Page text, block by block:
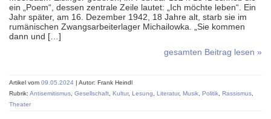
ein „Poem“, dessen zentrale Zeile lautet: „Ich möchte leben“. Ein
Jahr später, am 16. Dezember 1942, 18 Jahre alt, starb sie im
rumänischen Zwangsarbeiterlager Michailowka. „Sie kommen
dann und […]
gesamten Beitrag lesen »
Artikel vom 09.05.2024 | Autor: Frank Heindl
Rubrik: Antisemitismus Gesellschaft Kultur, Lesung Literatur, Musik Politik Rassismus
Theater